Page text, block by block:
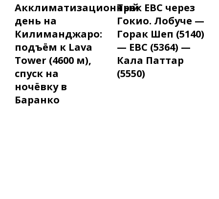
Акклиматизационный
день на
Килиманджаро:
подъём к Lava
Tower (4600 м),
спуск на
ночёвку в
Баранко
Трек EBC через
Гокио. Лобуче —
Горак Шеп (5140)
— EBC (5364) —
Кала Паттар
(5550)